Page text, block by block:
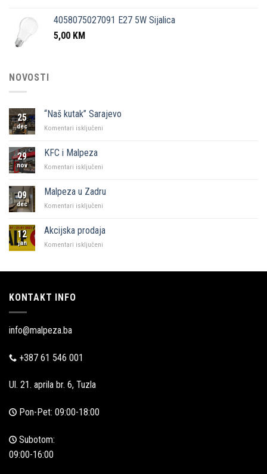
4058075027091 E27 5W Sijalica
5,00 KM
NOVOSTI
25
dec
“Naš kutak” Sarajevo
Komentari isključeni
29
nov
KFC i Malpeza
Komentari isključeni
Malpeza
09
dec
Malpeza u Zadru
Komentari isključeni
Zadru
12
jan
Akcijska prodaja
Komentari isključeni
KONTAKT INFO
info@malpeza.ba
+387 61 546 001
Ul. 21. aprila br. 6, Tuzla
Pon-Pet: 09:00-18:00
Subotom:
09:00-16:00